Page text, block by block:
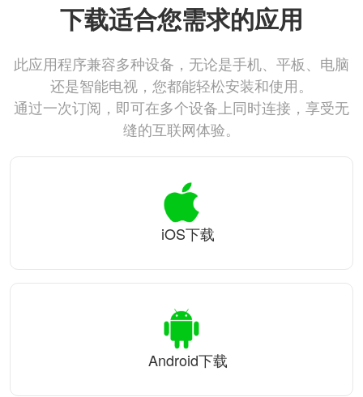
下载适合您需求的应用
此应用程序兼容多种设备，无论是手机、平板、电脑
还是智能电视，您都能轻松安装和使用。
通过一次订阅，即可在多个设备上同时连接，享受无
缝的互联网体验。
iOS下载
Android下载